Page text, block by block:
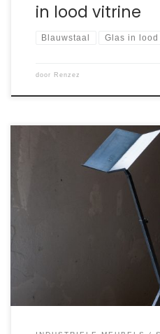
in lood vitrine
Blauwstaal Glas in lood
door Renzez
Noem het een
boekstatief of
van een boek, menukaart,
hoogte verstelbaar. Hier
houten voet, maar ook